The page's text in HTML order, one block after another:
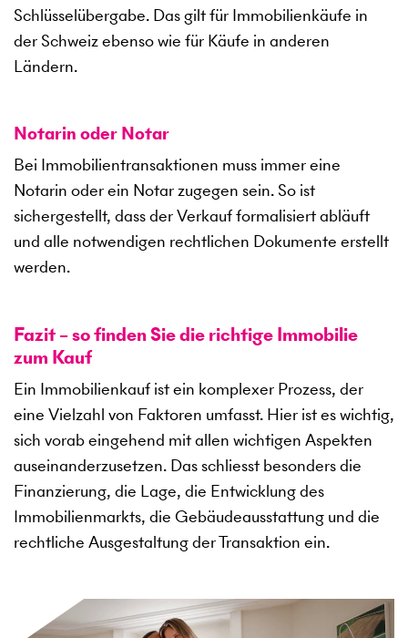
Schlüsselübergabe. Das gilt für Immobilienkäufe in
der Schweiz ebenso wie für Käufe in anderen
Ländern.
Notarin oder Notar
Bei Immobilientransaktionen muss immer eine
Notarin oder ein Notar zugegen sein. So ist
sichergestellt, dass der Verkauf formalisiert abläuft
und alle notwendigen rechtlichen Dokumente erstellt
werden.
Fazit – so finden Sie die richtige Immobilie
zum Kauf
Ein Immobilienkauf ist ein komplexer Prozess, der
eine Vielzahl von Faktoren umfasst. Hier ist es wichtig,
sich vorab eingehend mit allen wichtigen Aspekten
auseinanderzusetzen. Das schliesst besonders die
Finanzierung, die Lage, die Entwicklung des
Immobilienmarkts, die Gebäudeausstattung und die
rechtliche Ausgestaltung der Transaktion ein.